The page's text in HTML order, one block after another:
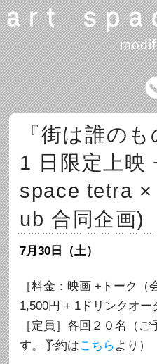
『街は誰の
1 日限定上映
space tetra ×
ub 合同企画)
7月30日（土）
［料金：映画 +トーク（
1,500円 + 1ドリンクオー
［定員］各回２０名（ご
す。予約はこちら より）